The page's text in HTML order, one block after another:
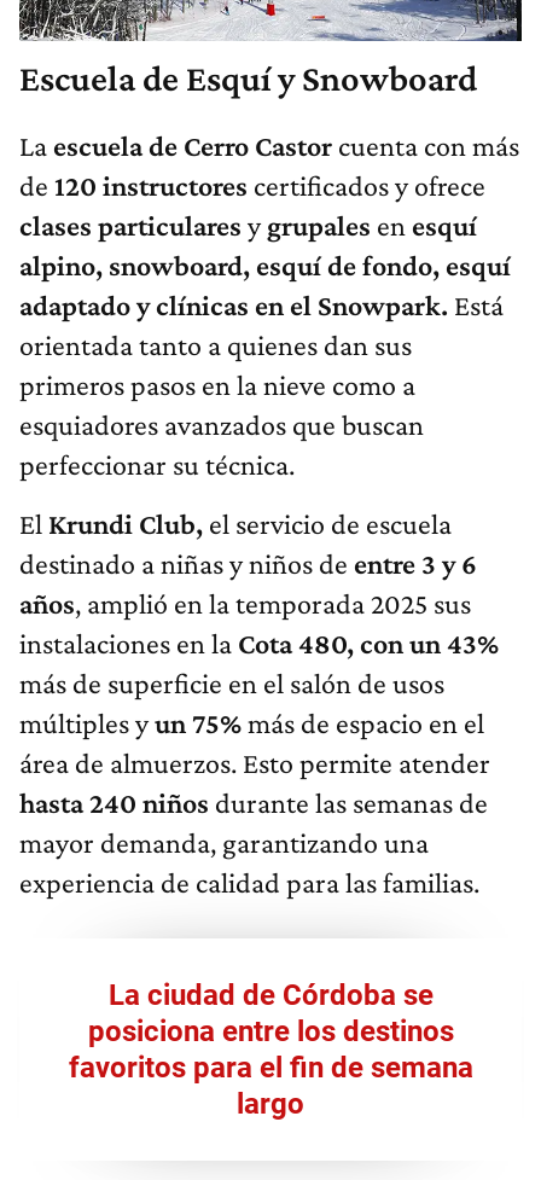
Escuela de Esquí y Snowboard
La escuela de Cerro Castor cuenta con más
de 120 instructores certificados y ofrece
clases particulares ygrupales en esquí
alpino, snowboard, esquí de fondo, esquí
adaptado y clínicas en el Snowpark. Está
orientada tanto a quienes dan sus
primeros pasos en la nieve como a
esquiadores avanzados que buscan
perfeccionar su técnica.
El Krundi Club, el servicio de escuela
destinado a niñas y niños de entre 3 y 6
años, amplió en la temporada 2025 sus
instalaciones en la Cota 480, con un 43%
más de superficie en el salón de usos
múltiples yun 75%más de espacio en el
área de almuerzos. Esto permite atender
hasta 240 niños durante las semanas de
mayor demanda, garantizando una
experiencia de calidad para las familias.
La ciudad de Córdoba se
posiciona entre los destinos
favoritos para el fin de semana
largo